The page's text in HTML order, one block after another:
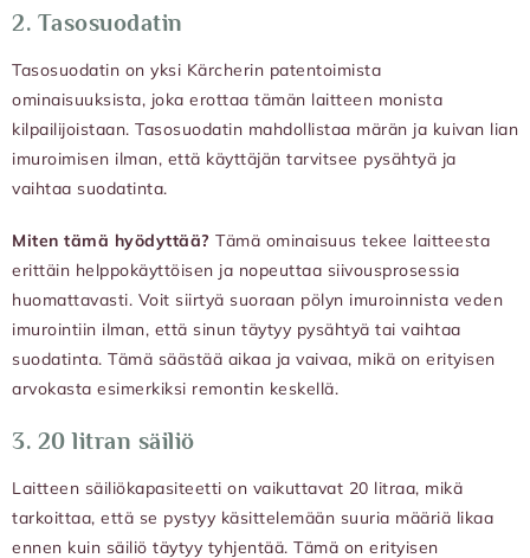
2. Tasosuodatin
Tasosuodatin on yksi Kärcherin patentoimista
ominaisuuksista, joka erottaa tämän laitteen monista
kilpailijoistaan. Tasosuodatin mahdollistaa märän ja kuivan lian
imuroimisen ilman, että käyttäjän tarvitsee pysähtyä ja
vaihtaa suodatinta.
Miten tämä hyödyttää? Tämä ominaisuus tekee laitteesta
erittäin helppokäyttöisen ja nopeuttaa siivousprosessia
huomattavasti. Voit siirtyä suoraan pölyn imuroinnista veden
imurointiin ilman, että sinun täytyy pysähtyä tai vaihtaa
suodatinta. Tämä säästää aikaa ja vaivaa, mikä on erityisen
arvokasta esimerkiksi remontin keskellä.
3. 20 litran säiliö
Laitteen säiliökapasiteetti on vaikuttavat 20 litraa, mikä
tarkoittaa, että se pystyy käsittelemään suuria määriä likaa
ennen kuin säiliö täytyy tyhjentää. Tämä on erityisen